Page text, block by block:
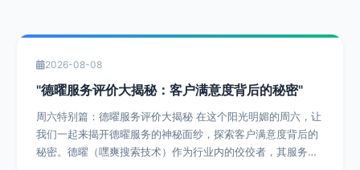
2026-08-08
"德曜服务评价大揭秘：客户满意度背后的秘密"
周六特别篇：德曜服务评价大揭秘 在这个阳光明媚的周六，让
我们一起来揭开德曜服务的神秘面纱，探索客户满意度背后的
秘密。德曜（嘿爽搜索技术）作为行业内的佼佼者，其服务评